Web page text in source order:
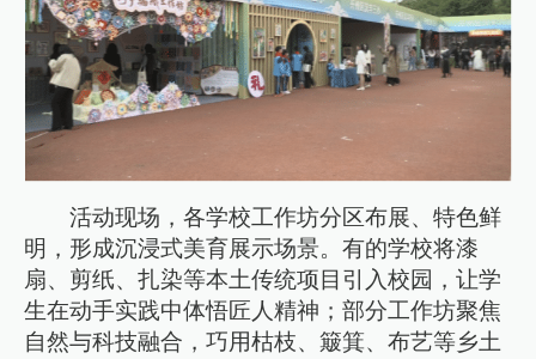
活动现场，各学校工作坊分区布展、特色鲜
明，形成沉浸式美育展示场景。有的学校将漆
扇、剪纸、扎染等本土传统项目引入校园，让学
生在动手实践中体悟匠人精神；部分工作坊聚焦
自然与科技融合，巧用枯枝、簸箕、布艺等乡土